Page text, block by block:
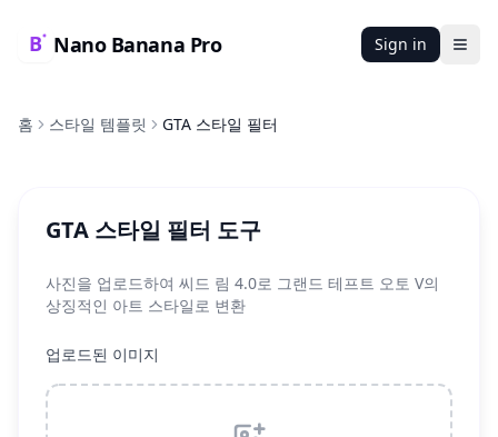
Nano Banana Pro Sign in
홈 스타일 템플릿 GTA 스타일 필터
GTA 스타일 필터 도구
사진을 업로드하여 씨드 림 4.0로 그랜드 테프트 오토 V의
상징적인 아트 스타일로 변환
업로드된 이미지